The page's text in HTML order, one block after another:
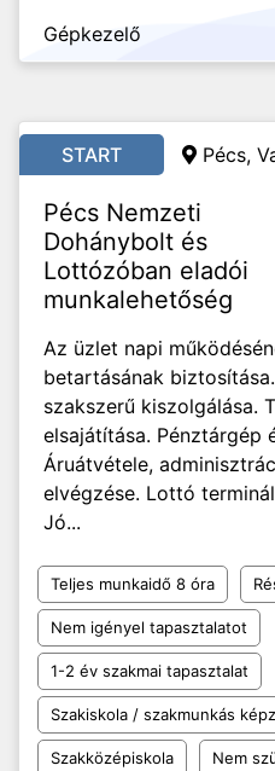
Gépkezelő
START Pécs,
Pécs Nemzeti
Dohánybolt és
Lottózóban eladói
munkalehetőség
Az üzlet napi
betartásának
szakszerű kiszolgálása.
elsajátítása. Pénztárgép
Áruátvétele,
elvégzése. Lottó
Jó...
Teljes munkaidő 8 óra
Nem igényel tapasztalatot
1-2 év szakmai tapasztalat
Szakiskola / szakmunkás
Szakközépiskola Nem